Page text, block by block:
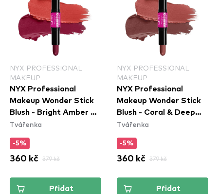
NYX PROFESSIONAL
MAKEUP
NYX Professional
Makeup Wonder Stick
Blush - Bright Amber &
Fuschia (WSB05)
Tvářenka
-5%
360 kč 379 kč
Přidat
NYX PROFESSIONAL
MAKEUP
NYX Professional
Makeup Wonder Stick
Blush - Coral & Deep
Peach (WSB03)
Tvářenka
-5%
360 kč 379 kč
Přidat